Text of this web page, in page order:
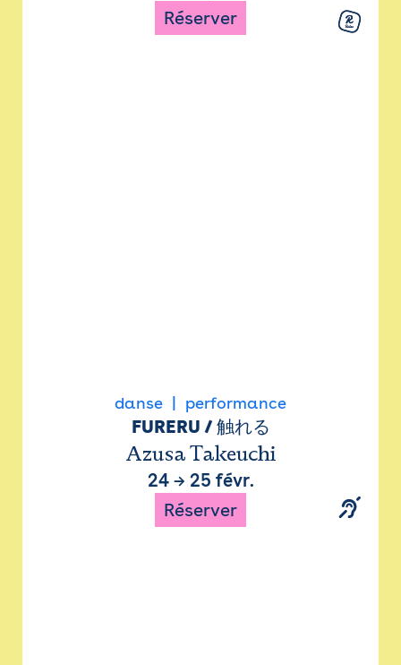
Réserver
danse performance
FURERU / 触れる
Azusa Takeuchi
24→ 25 févr.
Réserver